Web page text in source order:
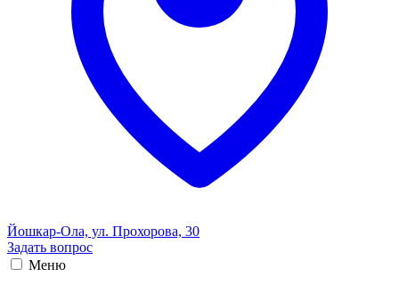
Йошкар-Ола, ул. Прохорова, 30
Задать вопрос
Меню